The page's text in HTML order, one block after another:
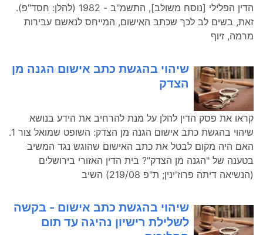
הדין הפלילי [נוסח משולב], התשמ"ב - 1982 (להלן: חסד"פ).
זאת, בשים לב לכך שכתב האישום, המייחס לנאשם עבירות
מרמה, זיוף
שיהוי בהגשת כתב אישום הגנה מן
הצדק
קראו את פסק הדין להלן על מנת להרחיב את הידע בנושא
שיהוי בהגשת כתב אישום הגנה מן הצדק: השופט שמואל צור 1.
האם היה מקום לבטל את כתב האישום שהוגש נגד המשיב
בטענה של "הגנה מן הצדק"? בית הדין האזורי בירושלים
(הנשיאה דיתה פרוז'ינין; ת"פ 219/08) השיב
שיהוי בהגשת כתב אישום - בקשה
לשלילת רישיון נהיגה עד תום